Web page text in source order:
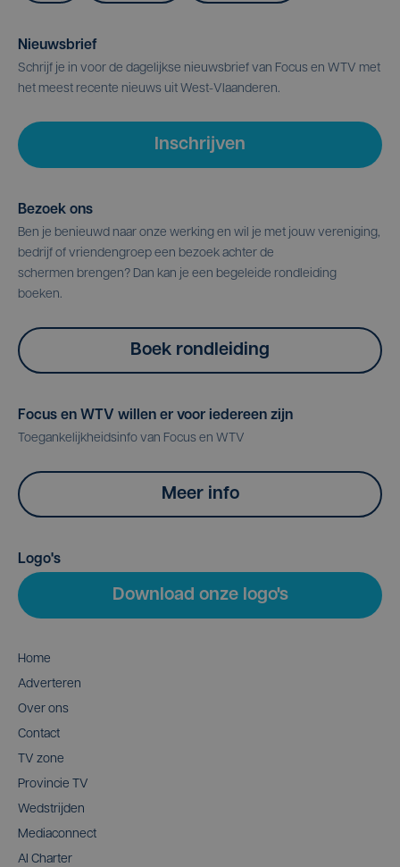
Nieuwsbrief
Schrijf je in voor de dagelijkse nieuwsbrief van Focus en WTV met
het meest recente nieuws uit West-Vlaanderen.
Inschrijven
Bezoek ons
Ben je benieuwd naar onze werking en wil je met jouw vereniging,
bedrijf of vriendengroep een bezoek achter de
schermen brengen? Dan kan je een begeleide rondleiding
boeken.
Boek rondleiding
Focus en WTV willen er voor iedereen zijn
Toegankelijkheidsinfo van Focus en WTV
Meer info
Logo's
Download onze logo's
Home
Adverteren
Over ons
Contact
TV zone
Provincie TV
Wedstrijden
Mediaconnect
AI Charter